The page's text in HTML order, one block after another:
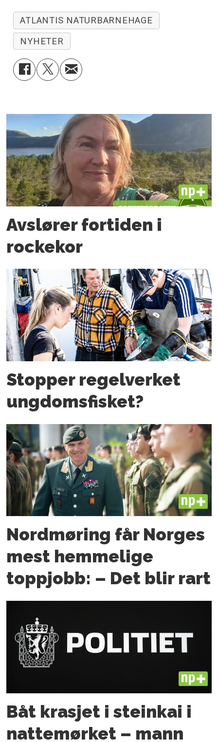
ATLANTIS NATURBARNEHAGE
NYHETER
PLUS
Avslører fortiden i
rockekor
Stopper regelverket
ungdoms­fisket?
PLUS
Nordmøring får Norges
mest hemmelige
toppjobb: – Det blir rart
PLUS
Båt krasjet i steinkai i
nattemørket – mann